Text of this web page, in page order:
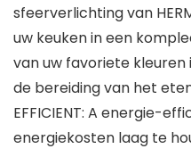
sfeerverlichting van
uw keuken in een
van uw favoriete kleuren
de bereiding van het
EFFICIENT: A energie-
energiekosten laag te